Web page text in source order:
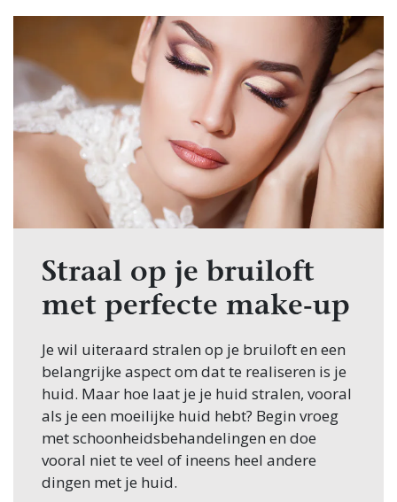
Straal op je bruiloft
met perfecte make-up
Je wil uiteraard stralen op je bruiloft en een
belangrijke aspect om dat te realiseren is je
huid. Maar hoe laat je je huid stralen, vooral
als je een moeilijke huid hebt? Begin vroeg
met schoonheidsbehandelingen en doe
vooral niet te veel of ineens heel andere
dingen met je huid.